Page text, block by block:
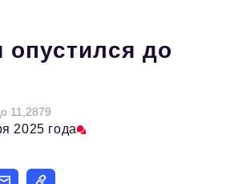
опустился до
11,2879
2025 года